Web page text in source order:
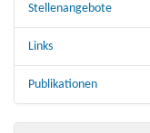
Stellenangebote
Links
Publikationen